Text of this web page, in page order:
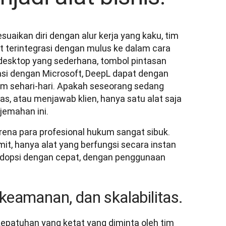
diri dengan alur kerja yang kaku, tim
dengan mulus ke dalam cara
yang sederhana, tombol pintasan
dengan Microsoft, DeepL dapat dengan
sehari-hari. Apakah seseorang sedang
atau menjawab klien, hanya satu alat saja
ini.
para profesional hukum sangat sibuk.
hanya alat yang berfungsi secara instan
dengan cepat, dengan penggunaan
dan skalabilitas.
yang ketat yang diminta oleh tim